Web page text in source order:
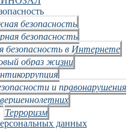
безопасность
безопасность
безопасность в Интернете
образ жизни
и правонарушения
Терроризм
данных